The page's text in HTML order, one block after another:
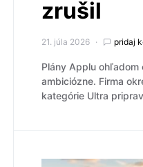
zrušil
21. júla 2026 pridaj
Plány Applu ohľadom
ambiciózne. Firma
kategórie Ultra